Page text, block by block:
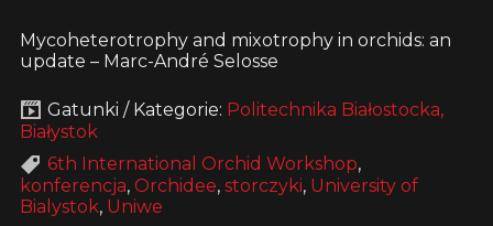
Mycoheterotrophy and mixotrophy in orchids: an
update – Marc-André Selosse
Gatunki / Kategorie: Politechnika Białostocka,
Białystok
6th International Orchid Workshop,
konferencja, Orchidee, storczyki, University of
Bialystok, Uniwe